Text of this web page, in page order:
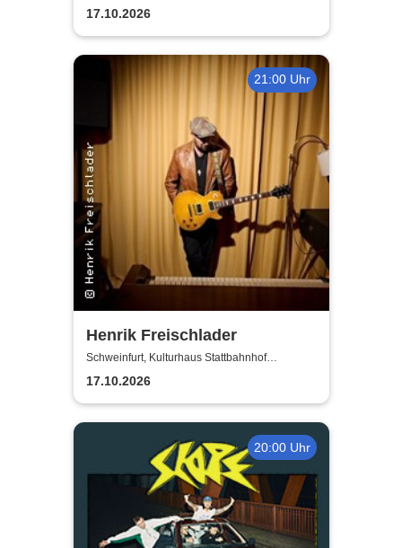
Schubert-Straße
17.10.2026
21:00 Uhr
Henrik Freischlader
Schweinfurt, Kulturhaus Stattbahnhof
Schweinfurt
17.10.2026
20:00 Uhr